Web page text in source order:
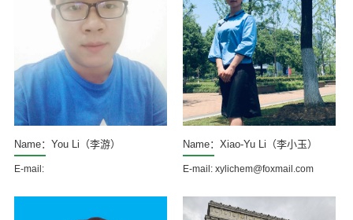
Name：You Li（李游）
E-mail:
Name：Xiao-Yu Li（李小玉）
E-mail: xylichem@foxmail.com